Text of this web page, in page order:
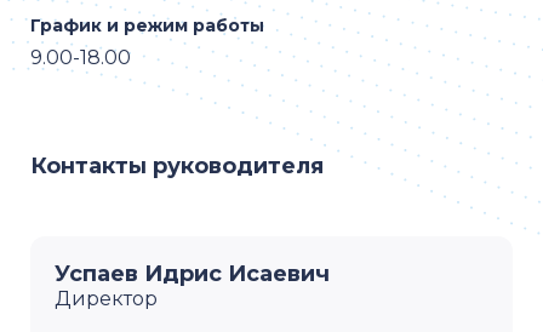
График и режим работы
9.00-18.00
Контакты руководителя
Успаев Идрис Исаевич
Директор